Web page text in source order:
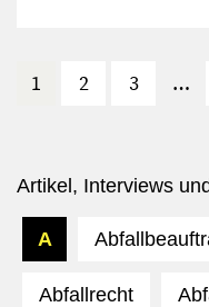
1 2 3 …
Artikel, Interviews
A
Abfallrecht